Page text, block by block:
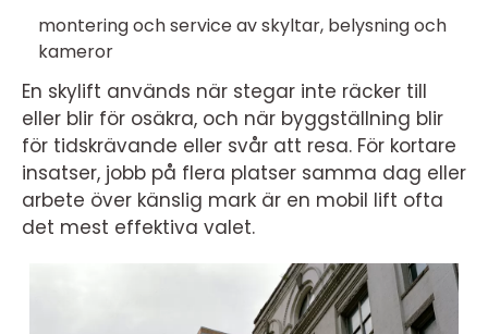
montering och service av skyltar, belysning och
kameror
En skylift används när stegar inte räcker till
eller blir för osäkra, och när byggställning blir
för tidskrävande eller svår att resa. För kortare
insatser, jobb på flera platser samma dag eller
arbete över känslig mark är en mobil lift ofta
det mest effektiva valet.